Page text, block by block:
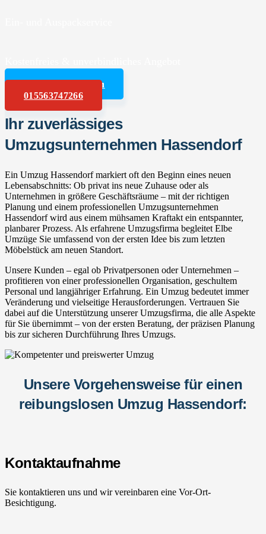
Angebot anfordern
015563747266
Ihr zuverlässiges
Umzugsunternehmen Hassendorf
Ein Umzug Hassendorf markiert oft den Beginn eines neuen
Lebensabschnitts: Ob privat ins neue Zuhause oder als
Unternehmen in größere Geschäftsräume – mit der richtigen
Planung und einem professionellen Umzugsunternehmen
Hassendorf wird aus einem mühsamen Kraftakt ein entspannter,
planbarer Prozess. Als erfahrene Umzugsfirma begleitet Elbe
Umzüge Sie umfassend von der ersten Idee bis zum letzten
Möbelstück am neuen Standort.
Unsere Kunden – egal ob Privatpersonen oder Unternehmen –
profitieren von einer professionellen Organisation, geschultem
Personal und langjähriger Erfahrung. Ein Umzug bedeutet immer
Veränderung und vielseitige Herausforderungen. Vertrauen Sie
dabei auf die Unterstützung unserer Umzugsfirma, die alle Aspekte
für Sie übernimmt – von der ersten Beratung, der präzisen Planung
bis zur sicheren Durchführung Ihres Umzugs.
Unsere Vorgehensweise für einen
reibungslosen Umzug Hassendorf:
Kontaktaufnahme
Sie kontaktieren uns und wir vereinbaren eine Vor-Ort-
Besichtigung.